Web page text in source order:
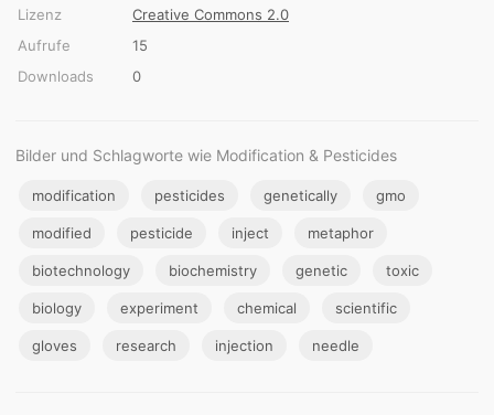
Lizenz
Creative Commons 2.0
Aufrufe
15
Downloads
0
Bilder und Schlagworte wie Modification & Pesticides
modification pesticides genetically gmo
modified pesticide inject metaphor
biotechnology biochemistry genetic toxic
biology experiment chemical scientific
gloves research injection needle